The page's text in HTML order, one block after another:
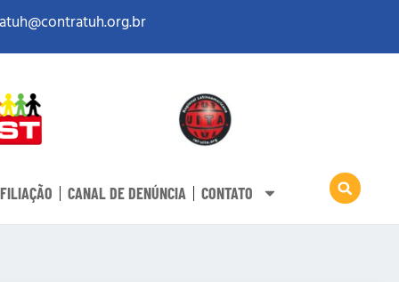
FILIAÇÃO CANAL DE DENÚNCIA CONTATO